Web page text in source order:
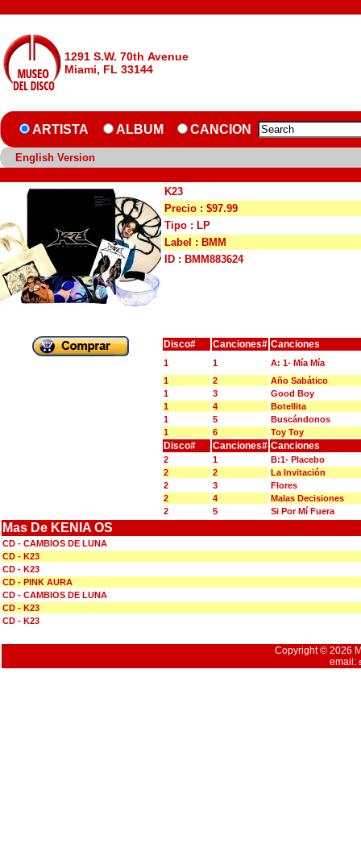
1291 S.W. 70th Avenue
Miami, FL 33144
ARTISTA ALBUM CANCION
English Version
K23
Precio : $97.99
Tipo : LP
Label : BMM
ID : BMM883624
Disco# Canciones# Canciones
1 1
A: 1- Mía Mía
1
2
Año Sabático
1
3
Good Boy
1
4
Botellita
1
5
Buscándonos
1
6 Toy Toy
Disco# Canciones# Canciones
2 1
B:1- Placebo
2
2
La Invitación
2
3
Flores
2
4
Malas Decisiones
2
5 Si Por Mí Fuera
Mas De KENIA OS
CD - CAMBIOS DE LUNA
CD - K23
CD - K23
CD - PINK AURA
CD - CAMBIOS DE LUNA
CD - K23
CD - K23
Copyright © 2026
email: